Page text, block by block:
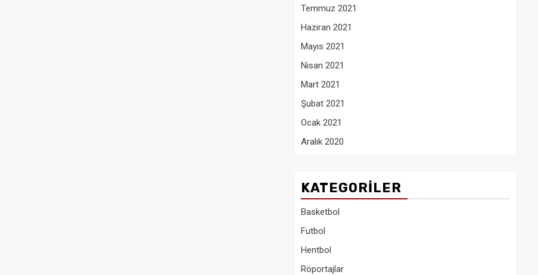
Temmuz 2021
Haziran 2021
Mayıs 2021
Nisan 2021
Mart 2021
Şubat 2021
Ocak 2021
Aralık 2020
KATEGORILER
Basketbol
Futbol
Hentbol
Röportajlar